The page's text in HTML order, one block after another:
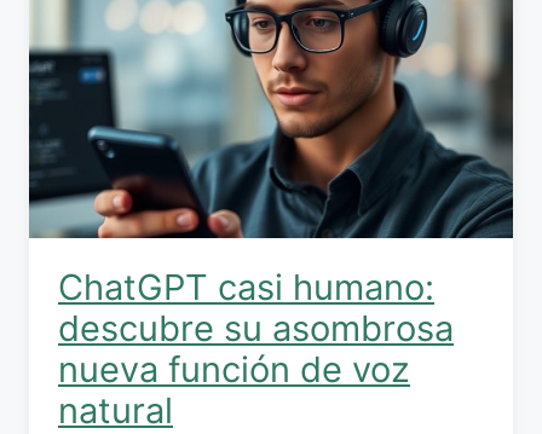
ChatGPT casi humano:
descubre su asombrosa
nueva función de voz
natural